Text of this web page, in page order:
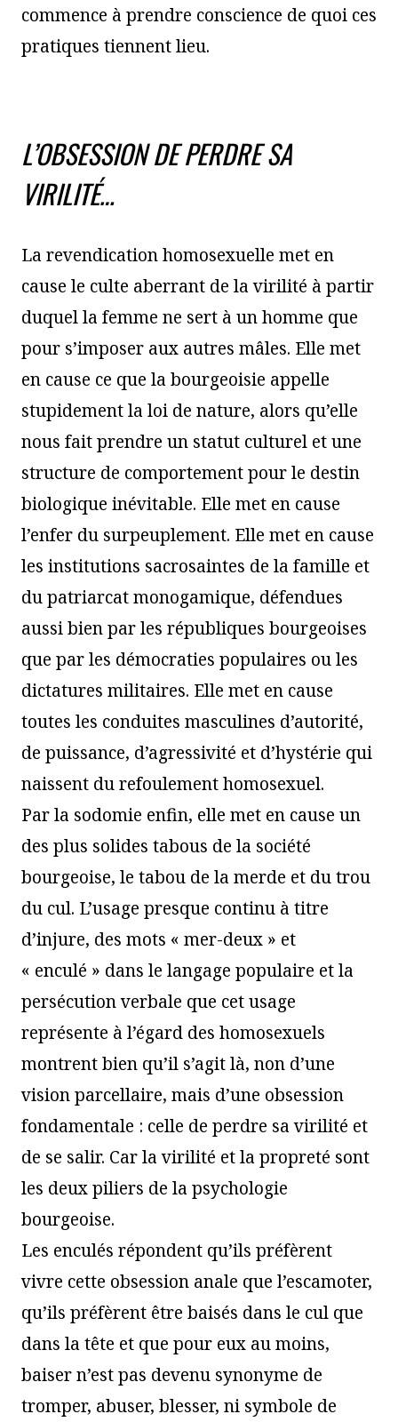
commence à prendre conscience de quoi ces
pratiques tiennent lieu.
L’OBSESSION DE PERDRE SA
VIRILITÉ…
La revendication homosexuelle met en
cause le culte aberrant de la virilité à partir
duquel la femme ne sert à un homme que
pour s’imposer aux autres mâles. Elle met
en cause ce que la bourgeoisie appelle
stupidement la loi de nature, alors qu’elle
nous fait prendre un statut culturel et une
structure de comportement pour le destin
biologique inévitable. Elle met en cause
l’enfer du surpeuplement. Elle met en cause
les institutions sacrosaintes de la famille et
du patriarcat monogamique, défendues
aussi bien par les républiques bourgeoises
que par les démocraties populaires ou les
dictatures militaires. Elle met en cause
toutes les conduites masculines d’autorité,
de puissance, d’agressivité et d’hystérie qui
naissent du refoulement homosexuel.
Par la sodomie enfin, elle met en cause un
des plus solides tabous de la société
bourgeoise, le tabou de la merde et du trou
du cul. L’usage presque continu à titre
d’injure, des mots « mer-deux » et
« enculé » dans le langage populaire et la
persécution verbale que cet usage
représente à l’égard des homosexuels
montrent bien qu’il s’agit là, non d’une
vision parcellaire, mais d’une obsession
fondamentale : celle de perdre sa virilité et
de se salir. Car la virilité et la propreté sont
les deux piliers de la psychologie
bourgeoise.
Les enculés répondent qu’ils préfèrent
vivre cette obsession anale que l’escamoter,
qu’ils préfèrent être baisés dans le cul que
dans la tête et que pour eux au moins,
baiser n’est pas devenu synonyme de
tromper, abuser, blesser, ni symbole de